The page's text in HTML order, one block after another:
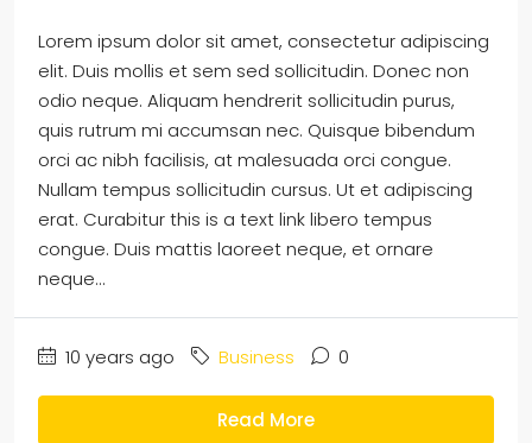
Lorem ipsum dolor sit amet, consectetur adipiscing
elit. Duis mollis et sem sed sollicitudin. Donec non
odio neque. Aliquam hendrerit sollicitudin purus,
quis rutrum mi accumsan nec. Quisque bibendum
orci ac nibh facilisis, at malesuada orci congue.
Nullam tempus sollicitudin cursus. Ut et adipiscing
erat. Curabitur this is a text link libero tempus
congue. Duis mattis laoreet neque, et ornare
neque...
10 years ago Business 0
Read More